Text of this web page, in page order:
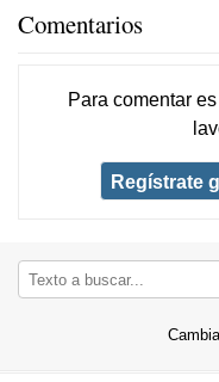
Comentarios
Para comentar
Regístrate